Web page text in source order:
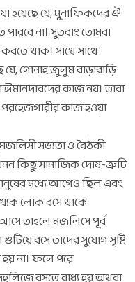
হয়েছে যে, মুনাফিকদের ঐ
না। সুতরাং তোমরা
থাক। সাথে সাথে
গোনাহ জুলুম বাড়াবাড়ি
কাজ নয়। তারা
কাজ হওয়া
সভ্যতা ও বৈঠকী
কিছু সামাজিক দোষ-ত্রুটি
মধ্যে আগেও ছিল এবং
লোক বসে থাকে
তাহলে মজলিসে পূর্ব
বসে তাদের সুযোগ সৃষ্টি
না। ফলে পরে
বসতে বাধ্য হয় অথবা